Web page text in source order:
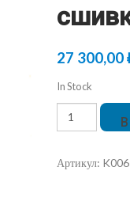
27 300,00
In Stock
Количество
товара
для
Артикул: K006